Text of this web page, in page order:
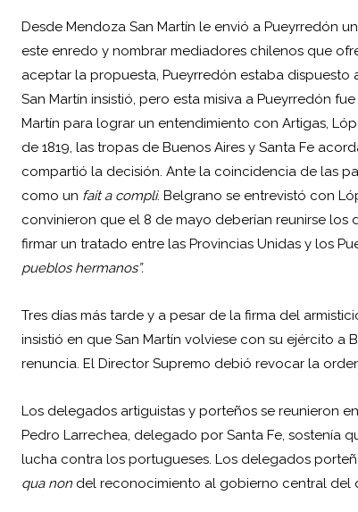
Desde Mendoza San Martín le envió a Pueyrredón
este enredo y nombrar mediadores chilenos que
aceptar la propuesta, Pueyrredón estaba dispuesto
San Martín insistió, pero esta misiva a Pueyrredón
Martín para lograr un entendimiento con Artigas,
de 1819, las tropas de Buenos Aires y Santa Fe
compartió la decisión. Ante la coincidencia de las
como un fait a compli. Belgrano se entrevistó con
convinieron que el 8 de mayo deberían reunirse
firmar un tratado entre las Provincias Unidas y los
pueblos hermanos”.
Tres días más tarde y a pesar de la firma del
insistió en que San Martín volviese con su ejército a
renuncia. El Director Supremo debió revocar la
Los delegados artiguistas y porteños se reunieron
Pedro Larrechea, delegado por Santa Fe, sostenía
lucha contra los portugueses. Los delegados
qua non del reconocimiento al gobierno central del